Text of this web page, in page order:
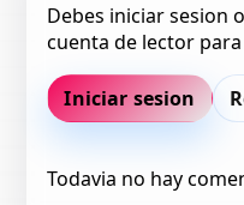
Debes iniciar sesion
cuenta de lector
Iniciar sesion
Todavia no hay